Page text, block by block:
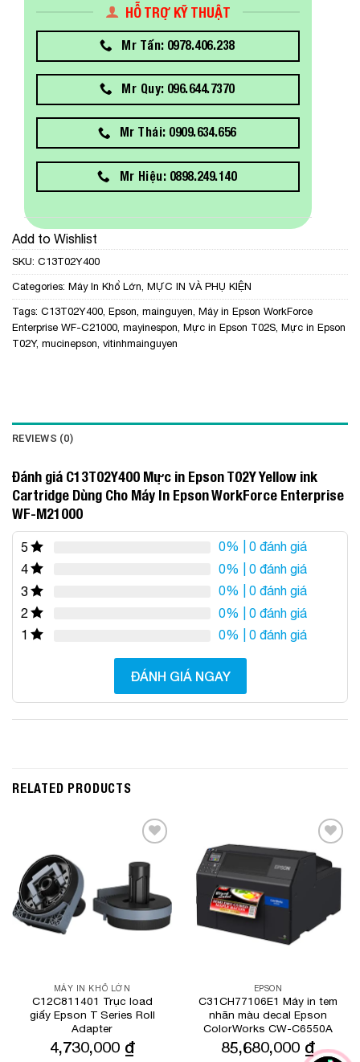
HỖ TRỢ KỸ THUẬT
Mr Tấn: 0978.406.238
Mr Quy: 096.644.7370
Mr Thái: 0909.634.656
Mr Hiệu: 0898.249.140
Add to Wishlist
SKU: C13T02Y400
Categories: Máy In Khổ Lớn MỰC IN VÀ PHỤ KIỆN
Tags: C13T02Y400 Epson mainguyen Máy in Epson WorkForce
Enterprise WF-C21000 mayinespon Mực in Epson T02S Mực in Epson
T02Y, mucinepson vitinhmainguyen
REVIEWS (0)
Đánh giá C13T02Y400 Mực in Epson T02Y Yellow ink
Cartridge Dùng Cho Máy In Epson WorkForce Enterprise
WF-M21000
5 0% | 0 đánh giá
4
0% | 0 đánh giá
3
0% | 0 đánh giá
2
0% | 0 đánh giá
1
0% | 0 đánh giá
ĐÁNH GIÁ NGAY
RELATED PRODUCTS
Wishlist
MÁY IN KHỔ LỚN
C12C811401 Trục load
giấy Epson T Series Roll
Adapter
4,730,000 ₫
Add to
Wishlist
EPSON
C31CH77106E1 Máy in tem
nhãn màu decal Epson
ColorWorks CW-C6550A
85,680,000 ₫